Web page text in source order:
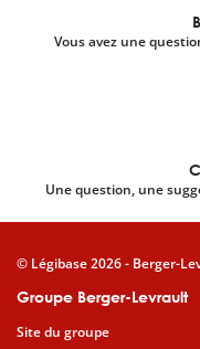
Vous avez une
Une question, une
Groupe Berger-Levrault
Site du groupe
© Légibase 2026 - Berger-